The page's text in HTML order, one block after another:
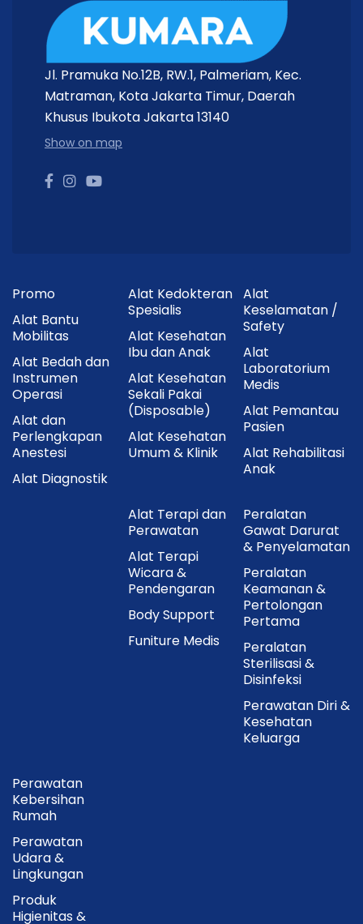
Jl. Pramuka No.12B, RW.1, Palmeriam, Kec.
Matraman, Kota Jakarta Timur, Daerah
Khusus Ibukota Jakarta 13140
Show on map
Promo
Alat Bantu
Mobilitas
Alat Bedah dan
Instrumen
Operasi
Alat dan
Perlengkapan
Anestesi
Alat Diagnostik
Alat Kedokteran
Spesialis
Alat Kesehatan
Ibu dan Anak
Alat Kesehatan
Sekali Pakai
(Disposable)
Alat Kesehatan
Umum & Klinik
Alat
Keselamatan /
Safety
Alat
Laboratorium
Medis
Alat Pemantau
Pasien
Alat Rehabilitasi
Anak
Alat Terapi dan
Perawatan
Alat Terapi
Wicara &
Pendengaran
Body Support
Funiture Medis
Peralatan
Gawat Darurat
& Penyelamatan
Peralatan
Keamanan &
Pertolongan
Pertama
Peralatan
Sterilisasi &
Disinfeksi
Perawatan Diri &
Kesehatan
Keluarga
Perawatan
Kebersihan
Rumah
Perawatan
Udara &
Lingkungan
Produk
Higienitas &